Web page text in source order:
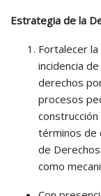
Estrategia de la
Fortalecer
incidencia
derechos
procesos
términos de
de
como